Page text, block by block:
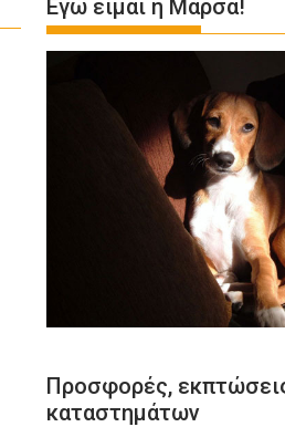
Εγώ είμαι η Μάρσα!
Προσφορές,
καταστημάτων